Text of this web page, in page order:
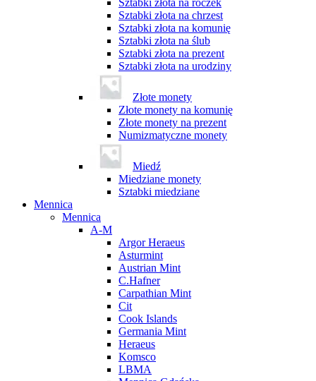
Sztabki złota na roczek
Sztabki złota na chrzest
Sztabki złota na komunię
Sztabki złota na ślub
Sztabki złota na prezent
Sztabki złota na urodziny
Złote monety
Złote monety na komunię
Złote monety na prezent
Numizmatyczne monety
Miedź
Miedziane monety
Sztabki miedziane
Mennica
Mennica
A-M
Argor Heraeus
Asturmint
Austrian Mint
C.Hafner
Carpathian Mint
Cit
Cook Islands
Germania Mint
Heraeus
Komsco
LBMA